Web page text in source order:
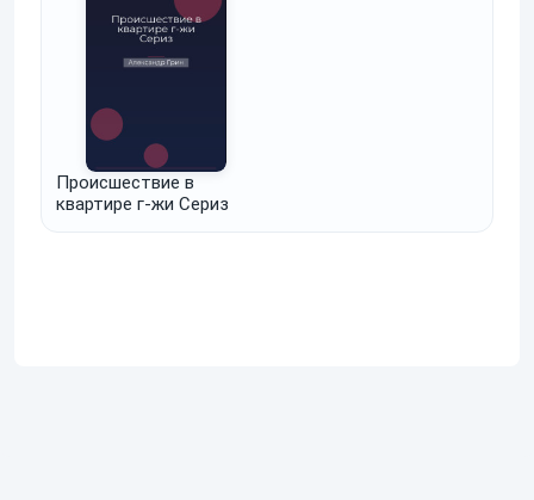
Происшествие в
квартире г-жи Сериз